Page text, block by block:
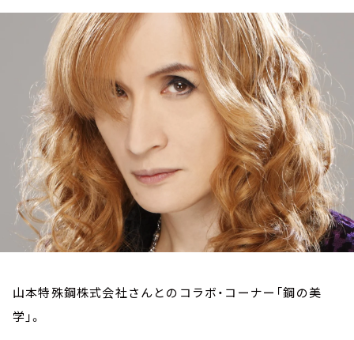
トピックス
TBS Podcast
お知らせ
イベント・グッズ
YouTube
会社情報
山本特殊鋼株式会社さんとのコラボ・コーナー「鋼の美
学」。